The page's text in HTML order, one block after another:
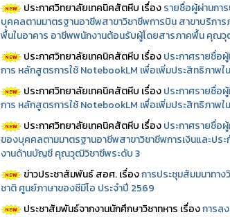
ประกาศวิทยาลัยเทคนิคสัตหีบ เรื่องรายชื่อผู้ผ่านกา
บุคคลตามมาตรฐานอาชีพสาขาวิชาชีพการบิน สาขาบริกา
พื้นในอาคาร อาชีพพนักงานต้อนรับผู้โดยสารภาคพื้น คุณ
ประกาศวิทยาลัยเทคนิคสัตหีบ เรื่องประกาศรายชื่อ
การ หลักสูตรการใช้ NotebookLM เพื่อเพิ่มประสิทธิภาพใ
ประกาศวิทยาลัยเทคนิคสัตหีบ เรื่องประกาศรายชื่อ
การ หลักสูตรการใช้ NotebookLM เพื่อเพิ่มประสิทธิภาพใ
ประกาศวิทยาลัยเทคนิคสัตหีบ เรื่องประกาศรายชื่อ
ของบุคคลตามมาตรฐานอาชีพสาขาวิชาชีพการเงินและป
งานด้านบัญชี คุณวุฒิวิชาชีพระดับ 3
ข่าวประชาสัมพันธ์ สอศ.เรื่องการประชุมสัมมนาทา
ชาติ ศูนย์ภาษาของซีมีโอ ประจำปี 2569
ประชาสัมพันธ์จากงานนักศึกษาวิชาทหาร เรื่องการล